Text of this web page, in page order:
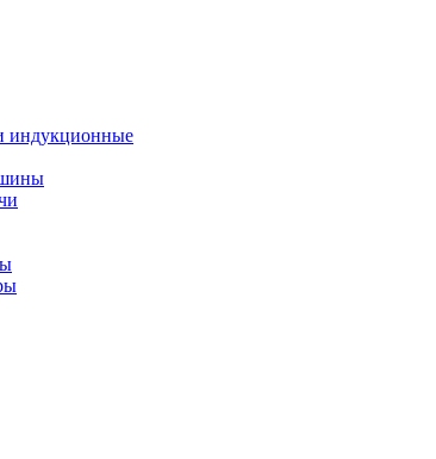
индукционные